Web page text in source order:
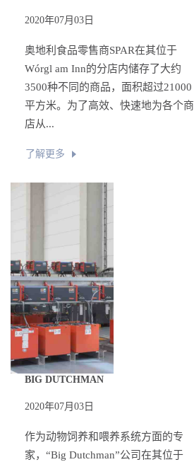
2020年07月03日
奥地利食品零售商SPAR在其位于
Wórgl am Inn的分店内储存了大约
3500种不同的商品，面积超过21000
平方米。为了高效、快速地为各个商
店从...
了解更多
BIG DUTCHMAN
2020年07月03日
作为动物饲养和喂养系统方面的专
家，“Big Dutchman”公司在其位于